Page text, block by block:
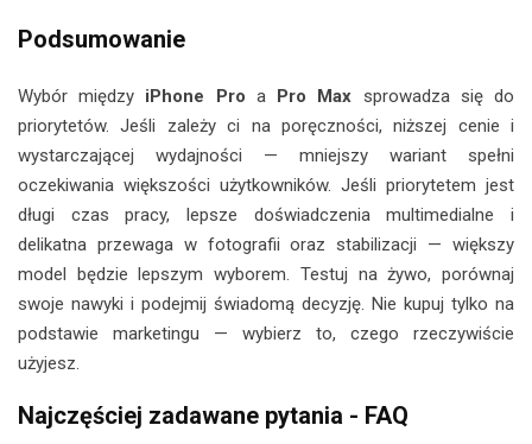
Podsumowanie
Wybór między iPhone Pro a Pro Max sprowadza się do
priorytetów. Jeśli zależy ci na poręczności, niższej cenie i
wystarczającej wydajności — mniejszy wariant spełni
oczekiwania większości użytkowników. Jeśli priorytetem jest
długi czas pracy, lepsze doświadczenia multimedialne i
delikatna przewaga w fotografii oraz stabilizacji — większy
model będzie lepszym wyborem. Testuj na żywo, porównaj
swoje nawyki i podejmij świadomą decyzję. Nie kupuj tylko na
podstawie marketingu — wybierz to, czego rzeczywiście
użyjesz.
Najczęściej zadawane pytania - FAQ